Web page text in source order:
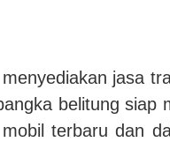
jasa
belitung siap
terbaru dan